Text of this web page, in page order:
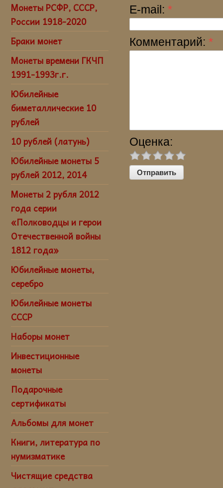
Монеты РСФР, СССР,
России 1918-2020
Браки монет
Монеты времени ГКЧП
1991-1993г.г.
Юбилейные
биметаллические 10
рублей
10 рублей (латунь)
Юбилейные монеты 5
рублей 2012, 2014
Монеты 2 рубля 2012
года серии
«Полководцы и герои
Отечественной войны
1812 года»
Юбилейные монеты,
серебро
Юбилейные монеты
СССР
Наборы монет
Инвестиционные
монеты
Подарочные
сертификаты
Альбомы для монет
Книги, литература по
нумизматике
Чистящие средства
E-mail: *
Комментарий: *
Оценка: